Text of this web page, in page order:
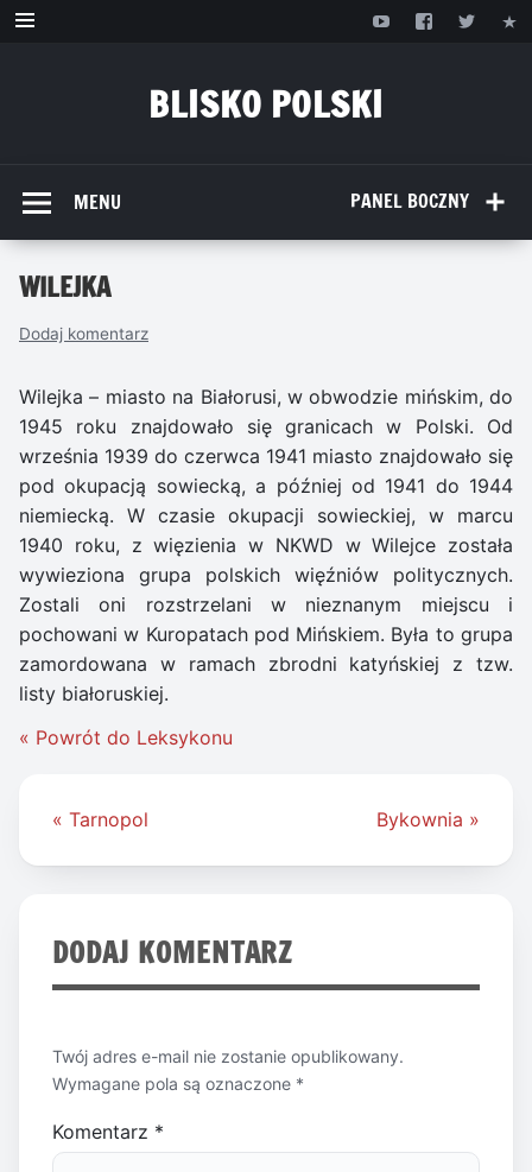
Przejdź
BLISKO POLSKI
PANEL BOCZNY
MENU
WILEJKA
Dodaj komentarz
Wilejka – miasto na Białorusi, w obwodzie mińskim, do
1945 roku znajdowało się granicach w Polski. Od
września 1939 do czerwca 1941 miasto znajdowało się
pod okupacją sowiecką, a później od 1941 do 1944
niemiecką. W czasie okupacji sowieckiej, w marcu
1940 roku, z więzienia w NKWD w Wilejce została
wywieziona grupa polskich więźniów politycznych.
Zostali oni rozstrzelani w nieznanym miejscu i
pochowani w Kuropatach pod Mińskiem. Była to grupa
zamordowana w ramach zbrodni katyńskiej z tzw.
listy białoruskiej.
« Powrót do Leksykonu
Nawigacja
« Tarnopol Bykownia »
DODAJ KOMENTARZ
Twój adres e-mail nie zostanie opublikowany.
Wymagane pola są oznaczone *
Komentarz *